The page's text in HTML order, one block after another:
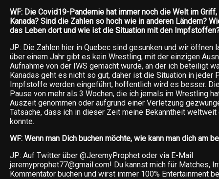
WF: Die Covid19-Pandemie hat immer noch die Welt im
Kanada? Sind die Zahlen so hoch wie in anderen Ländern?
das Leben dort und wie ist die Situation mit den
JP: Die Zahlen hier in Quebec sind gesunken und wir öffnen
über einem Jahr gibt es kein Wrestling, mit der einzigen
Aufnahme von der IWS gemacht wurde, an der ich beteiligt
Kanadas geht es nicht so gut, daher ist die Situation in jeder
Impfstoffe werden eingeführt, hoffentlich wird es besser.
Pause von mehr als 3 Wochen, die ich jemals im Wrestling
Auszeit genommen oder aufgrund einer Verletzung
Tatsache, dass ich in dieser Zeit meine Bekanntheit weltweit
konnte.
WF: Wenn man Dich buchen möchte, wie kann man dich am
JP: Auf Twitter über @JeremyProphet oder via E-Mail
jeremyprophet77@gmail.com! Du kannst mich für Matches,
Kommentator buchen und wirst immer 100% Entertainment